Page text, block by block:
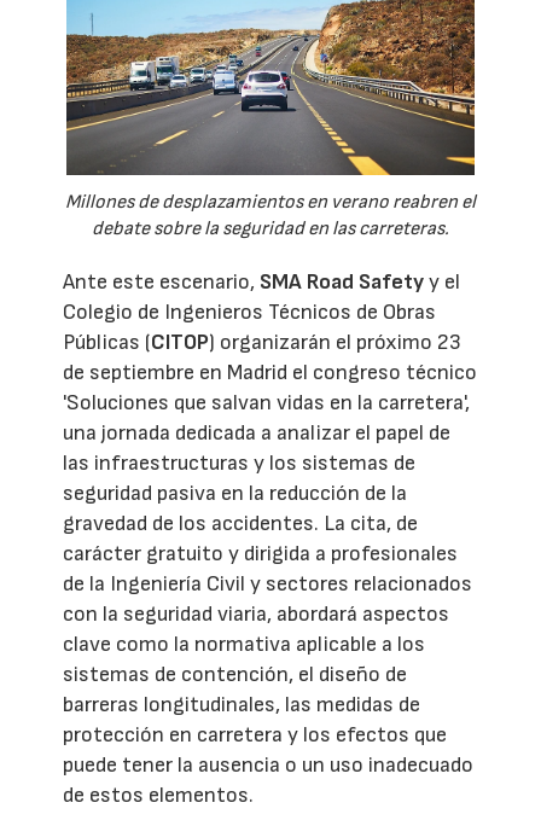
Millones de desplazamientos en verano reabren el
debate sobre la seguridad en las carreteras.
Ante este escenario, SMA Road Safetyy el
Colegio de Ingenieros Técnicos de Obras
Públicas (CITOP) organizarán el próximo 23
de septiembre en Madrid el congreso técnico
'Soluciones que salvan vidas en la carretera',
una jornada dedicada a analizar el papel de
las infraestructuras y los sistemas de
seguridad pasiva en la reducción de la
gravedad de los accidentes. La cita, de
carácter gratuito y dirigida a profesionales
de la Ingeniería Civil y sectores relacionados
con la seguridad viaria, abordará aspectos
clave como la normativa aplicable a los
sistemas de contención, el diseño de
barreras longitudinales, las medidas de
protección en carretera y los efectos que
puede tener la ausencia o un uso inadecuado
de estos elementos.